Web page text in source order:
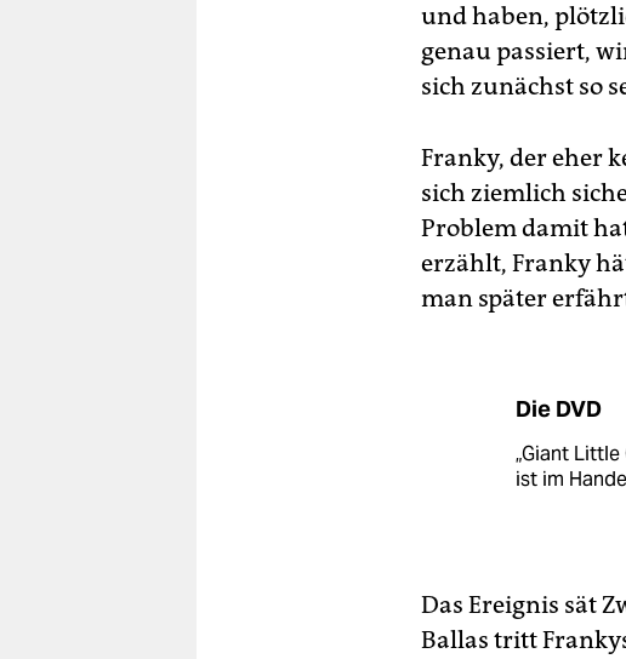
und haben,
genau passiert,
sich zunächst so
Franky, der eher
sich ziemlich
Problem damit
erzählt, Franky
man später
Die DVD
„Giant Little
ist im
Das Ereignis sät
Ballas tritt